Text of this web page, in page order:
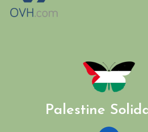
Palestine